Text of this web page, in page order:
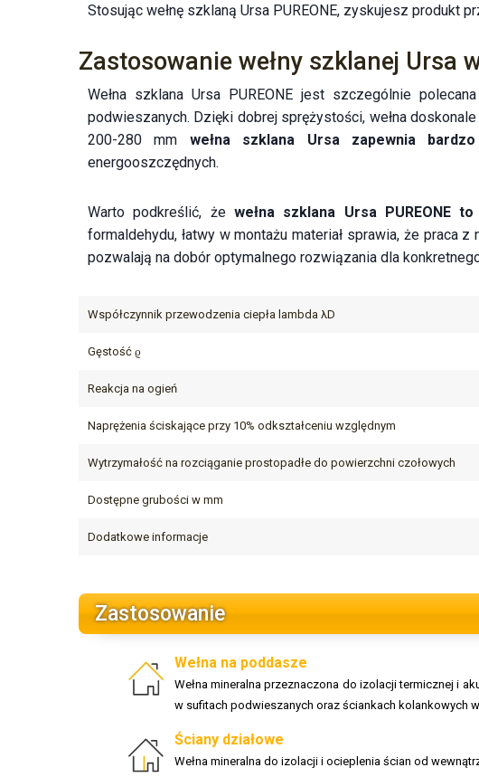
Stosując wełnę szklaną Ursa PUREONE, zyskujesz produkt
Zastosowanie wełny szklanej Ursa
Wełna szklana Ursa PUREONE jest szczególnie
podwieszanych. Dzięki dobrej sprężystości, wełna
200-280 mm wełna szklana Ursa zapewnia
energooszczędnych.
Warto podkreślić, żewełna szklana Ursa PUREONE
formaldehydu, łatwy w montażu materiał sprawia, że praca
pozwalają na dobór optymalnego rozwiązania dla
Współczynnik przewodzenia ciepła lambda λD
Gęstość ϱ
Reakcja na ogień
Naprężenia ściskające przy 10% odkształceniu względnym
Wytrzymałość na rozciąganie prostopadłe do powierzchni czołowych
Dostępne grubości w mm
Dodatkowe informacje
Zastosowanie
Wełna na poddasze
Wełna mineralna przeznaczona do izolacji termicznej i
w sufitach podwieszanych oraz ściankach kolankowych
Ściany działowe
Wełna mineralna do izolacji i ocieplenia ścian od